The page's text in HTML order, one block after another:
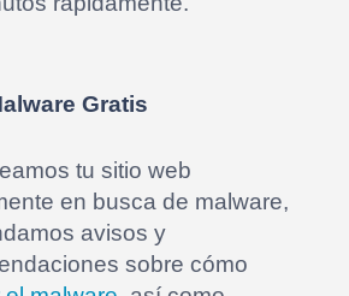
Gratis
tu sitio web
en busca de malware,
avisos y
sobre cómo